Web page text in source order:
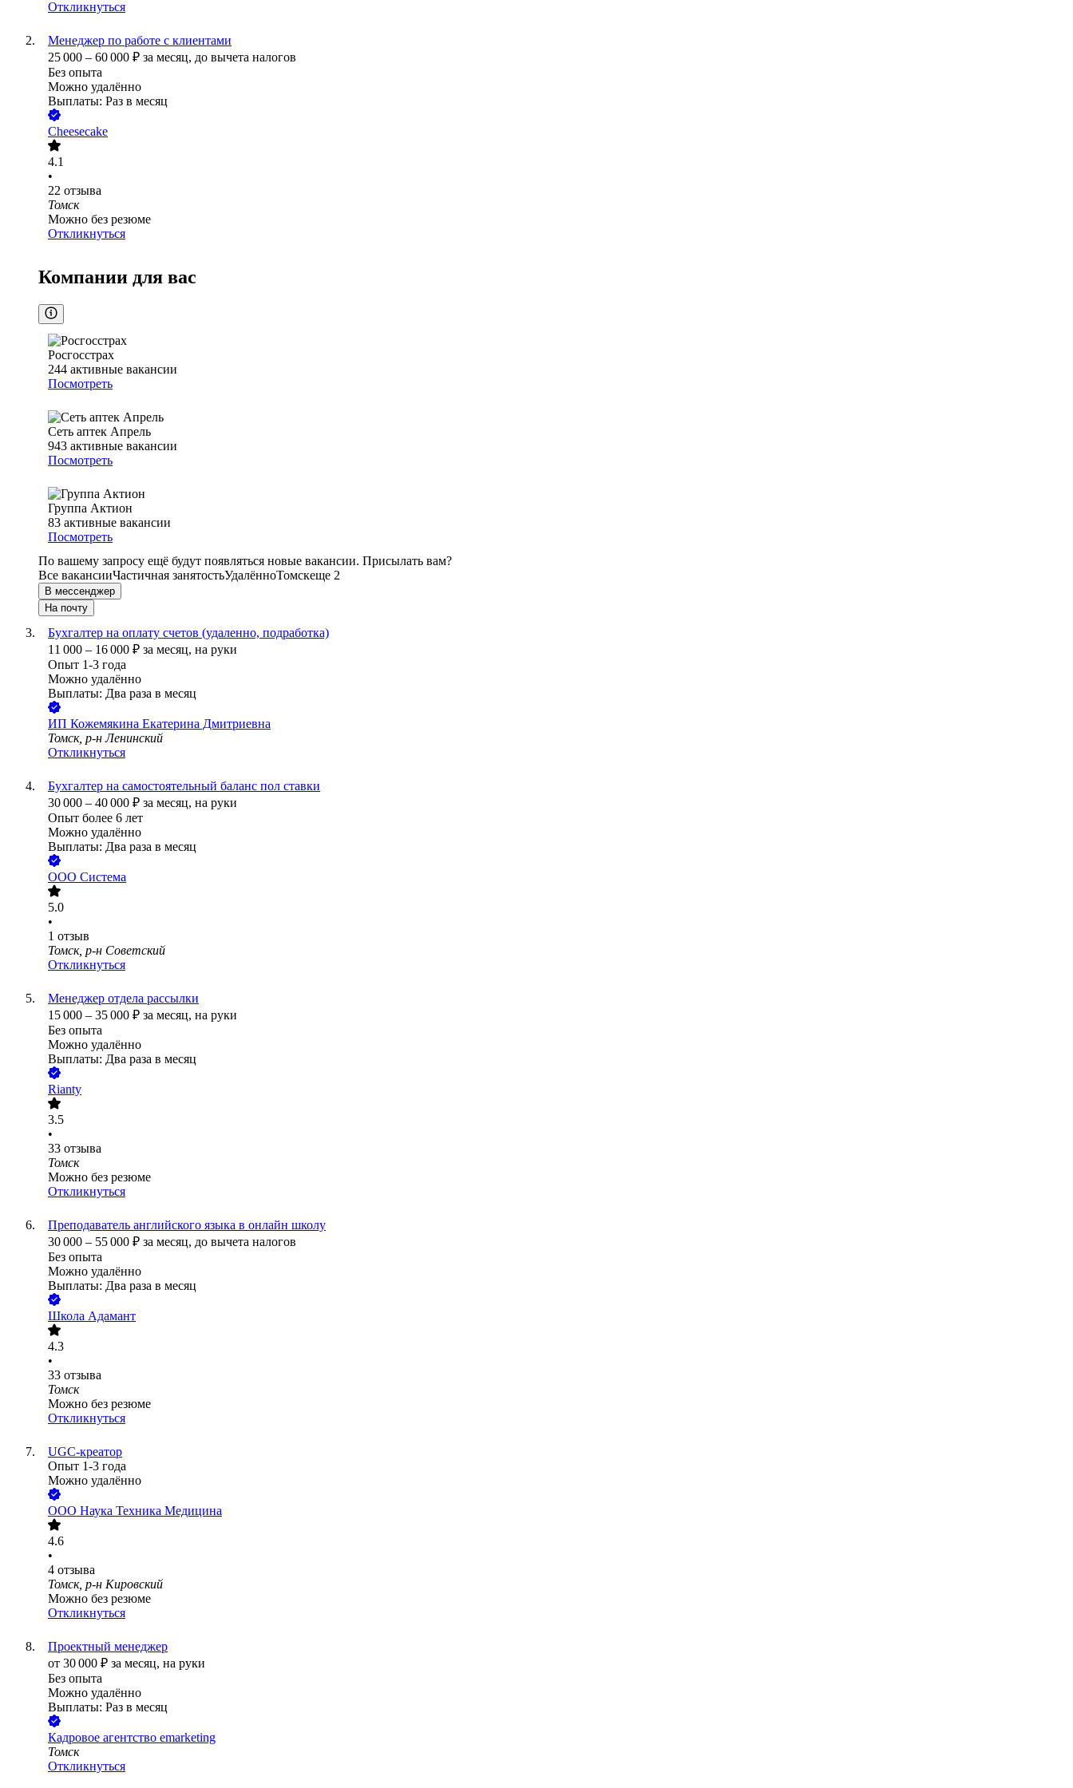
Откликнуться
Менеджер по работе с клиентами
25 000 – 60 000 ₽ за месяц, до вычета налогов
Без опыта
Можно удалённо
Выплаты: Раз в месяц
Cheesecake
4.1
•
22 отзыва
Томск
Можно без резюме
Откликнуться
Компании для вас
Росгосстрах
244 активные вакансии
Посмотреть
Сеть аптек Апрель
943 активные вакансии
Посмотреть
Группа Актион
83 активные вакансии
Посмотреть
По вашему запросу ещё будут появляться новые вакансии. Присылать вам?
Все вакансииЧастичная занятостьУдалённоТомскеще 2
В мессенджер
На почту
Бухгалтер на оплату счетов (удаленно, подработка)
11 000 – 16 000 ₽ за месяц, на руки
Опыт 1-3 года
Можно удалённо
Выплаты: Два раза в месяц
ИП Кожемякина Екатерина Дмитриевна
Томск, р-н Ленинский
Откликнуться
Бухгалтер на самостоятельный баланс пол ставки
30 000 – 40 000 ₽ за месяц, на руки
Опыт более 6 лет
Можно удалённо
Выплаты: Два раза в месяц
ООО Система
5.0
•
1 отзыв
Томск, р-н Советский
Откликнуться
Менеджер отдела рассылки
15 000 – 35 000 ₽ за месяц, на руки
Без опыта
Можно удалённо
Выплаты: Два раза в месяц
Rianty
3.5
•
33 отзыва
Томск
Можно без резюме
Откликнуться
Преподаватель английского языка в онлайн школу
30 000 – 55 000 ₽ за месяц, до вычета налогов
Без опыта
Можно удалённо
Выплаты: Два раза в месяц
Школа Адамант
4.3
•
33 отзыва
Томск
Можно без резюме
Откликнуться
UGC-креатор
Опыт 1-3 года
Можно удалённо
ООО Наука Техника Медицина
4.6
•
4 отзыва
Томск, р-н Кировский
Можно без резюме
Откликнуться
Проектный менеджер
от 30 000 ₽ за месяц, на руки
Без опыта
Можно удалённо
Выплаты: Раз в месяц
Кадровое агентство emarketing
Томск
Откликнуться